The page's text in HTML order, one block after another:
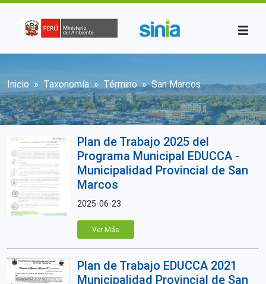
Sobrescribir enlaces de ayuda a la
Inicio Taxonomía Término San Marcos
Plan de Trabajo 2025 del
Programa Municipal EDUCCA -
Municipalidad Provincial de San
Marcos
2025-06-23
Ver Más
Plan de Trabajo EDUCCA 2021
Municipalidad Provincial de San